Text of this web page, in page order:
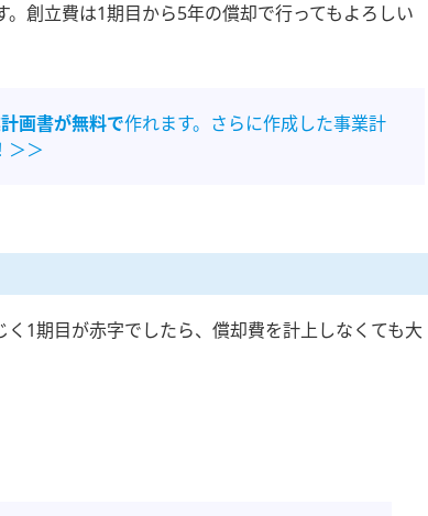
創立費は1期目から5年の償却で行ってもよろしい
画書が無料で作れます。さらに作成した事業計
＞＞
1期目が赤字でしたら、償却費を計上しなくても大